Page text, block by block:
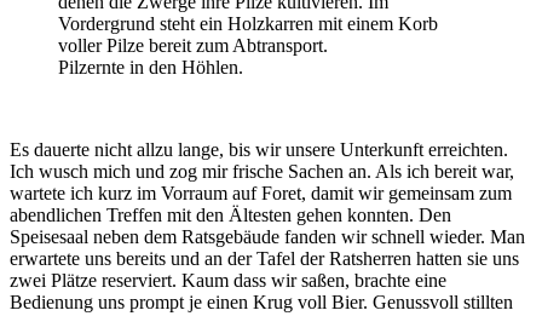
Pilzernte in den Höhlen.
Es dauerte nicht allzu lange, bis wir unsere Unterkunft erreichten.
Ich wusch mich und zog mir frische Sachen an. Als ich bereit war,
wartete ich kurz im Vorraum auf Foret, damit wir gemeinsam zum
abendlichen Treffen mit den Ältesten gehen konnten. Den
Speisesaal neben dem Ratsgebäude fanden wir schnell wieder. Man
erwartete uns bereits und an der Tafel der Ratsherren hatten sie uns
zwei Plätze reserviert. Kaum dass wir saßen, brachte eine
Bedienung uns prompt je einen Krug voll Bier. Genussvoll stillten